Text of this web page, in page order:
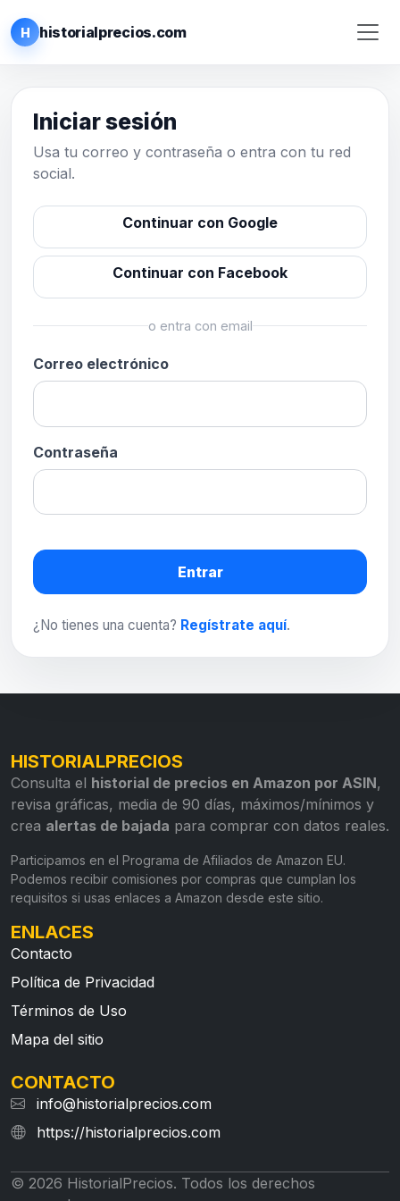
H historialprecios.com
Iniciar sesión
Usa tu correo y contraseña o entra con tu red
social.
Continuar con Google
Continuar con Facebook
o entra con email
Correo electrónico
Contraseña
Entrar
¿No tienes una cuenta? Regístrate aquí.
HISTORIALPRECIOS
Consulta el historial de precios en Amazon por ASIN,
revisa gráficas, media de 90 días, máximos/mínimos y
crea alertas de bajada para comprar con datos reales.
Participamos en el Programa de Afiliados de Amazon EU.
Podemos recibir comisiones por compras que cumplan los
requisitos si usas enlaces a Amazon desde este sitio.
ENLACES
Contacto
Política de Privacidad
Términos de Uso
Mapa del sitio
CONTACTO
info@historialprecios.com
https://historialprecios.com
© 2026 HistorialPrecios. Todos los derechos